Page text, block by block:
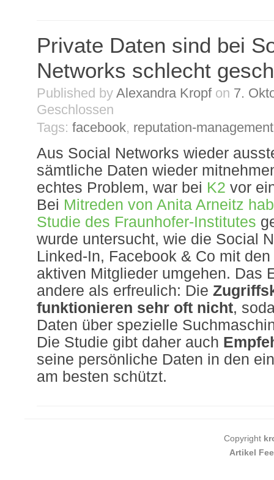
Private Daten sind bei
Networks schlecht
Published by Alexandra Kropf on 7.
Geschlossen
Tags: facebook, reputation-management
Aus Social Networks wieder
sämtliche Daten wieder
echtes Problem, war bei K2 vor
Bei Mitreden von Anita Arneitz
Studie des Fraunhofer-Institutes
wurde untersucht, wie die Social
Linked-In, Facebook & Co mit
aktiven Mitglieder umgehen. Das
andere als erfreulich: Die
funktionieren sehr oft nicht,
Daten über spezielle
Die Studie gibt daher auch
seine persönliche Daten in den
am besten schützt.
Copyright
Artikel